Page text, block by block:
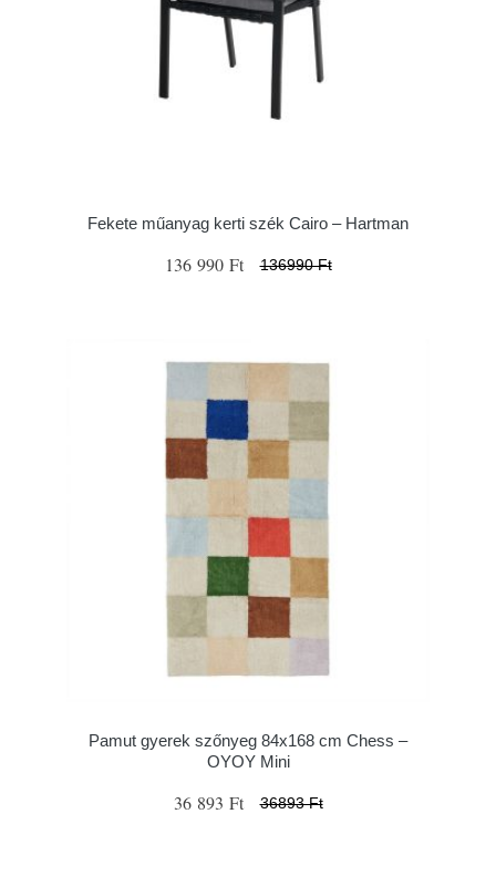
Fekete műanyag kerti szék Cairo – Hartman
136 990 Ft 136990 Ft
Pamut gyerek szőnyeg 84x168 cm Chess –
OYOY Mini
36 893 Ft 36893 Ft